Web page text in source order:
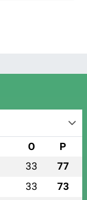
O P
33 77
33 73